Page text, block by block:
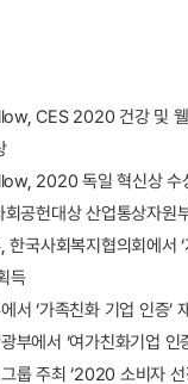
CES 2020 건강 및 웰
2020 독일 혁신상 수
공헌대상 산업통상자원
한국사회복지협의회에서
득
서 ‘가족친화 기업 인증’
부에서 ‘여가친화기업 인
룹 주최 ‘2020 소비자